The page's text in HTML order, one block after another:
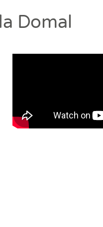
Domal